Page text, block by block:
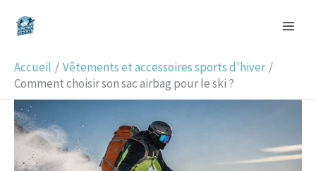
Accueil
Vêtements et accessoires sports d'hiver
Comment choisir son sac airbag pour le ski ?
e
c
h
e
r